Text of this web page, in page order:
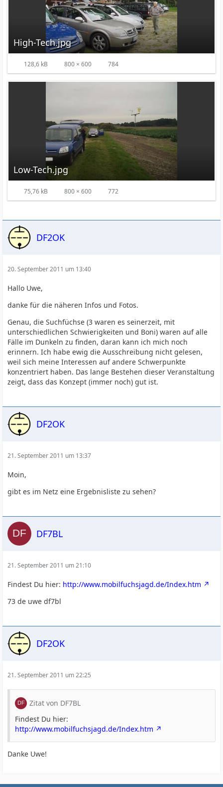
High-Tech.jpg
128,6 kB 800 × 600 784
Low-Tech.jpg
75,76 kB 800 × 600 772
DF2OK
20. September 2011 um 13:40
Hallo Uwe,
danke für die näheren Infos und Fotos.
Genau, die Suchfüchse (3 waren es seinerzeit, mit
unterschiedlichen Schwierigkeiten und Boni) waren auf alle
Fälle im Dunkeln zu finden, daran kann ich mich noch
erinnern. Ich habe ewig die Ausschreibung nicht gelesen,
weil sich meine Interessen auf andere Schwerpunkte
konzentriert haben. Das lange Bestehen dieser Veranstaltung
zeigt, dass das Konzept (immer noch) gut ist.
DF2OK
21. September 2011 um 13:37
Moin,
gibt es im Netz eine Ergebnisliste zu sehen?
DF7BL
21. September 2011 um 21:10
Findest Du hier: http://www.mobilfuchsjagd.de/Index.htm
73 de uwe df7bl
DF2OK
21. September 2011 um 22:25
Zitat von DF7BL
Findest Du hier:
http://www.mobilfuchsjagd.de/Index.htm
Danke Uwe!